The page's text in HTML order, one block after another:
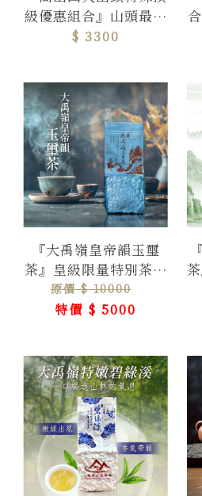
級優惠組合』山頭最具
代表性茶區，四種山頭
$ 3300
『大禹嶺皇帝韻玉璽
茶』皇級限量特別茶，
總量70斤560包( 每一
包皆有編碼 )
原價 $ 10000
特價 $ 5000